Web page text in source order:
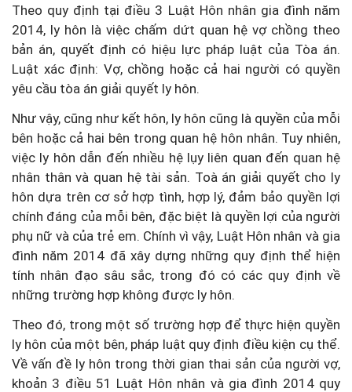
Theo quy định tại điều 3 Luật Hôn nhân gia đình năm
2014, ly hôn là việc chấm dứt quan hệ vợ chồng theo
bản án, quyết định có hiệu lực pháp luật của Tòa án.
Luật xác định: Vợ, chồng hoặc cả hai người có quyền
yêu cầu tòa án giải quyết ly hôn.
Như vậy, cũng như kết hôn, ly hôn cũng là quyền của mỗi
bên hoặc cả hai bên trong quan hệ hôn nhân. Tuy nhiên,
việc ly hôn dẫn đến nhiều hệ lụy liên quan đến quan hệ
nhân thân và quan hệ tài sản. Toà án giải quyết cho ly
hôn dựa trên cơ sở hợp tình, hợp lý, đảm bảo quyền lợi
chính đáng của mỗi bên, đặc biệt là quyền lợi của người
phụ nữ và của trẻ em. Chính vì vậy, Luật Hôn nhân và gia
đình năm 2014 đã xây dựng những quy định thể hiện
tính nhân đạo sâu sắc, trong đó có các quy định về
những trường hợp không được ly hôn.
Theo đó, trong một số trường hợp để thực hiện quyền
ly hôn của một bên, pháp luật quy định điều kiện cụ thể.
Về vấn đề ly hôn trong thời gian thai sản của người vợ,
khoản 3 điều 51 Luật Hôn nhân và gia đình 2014 quy